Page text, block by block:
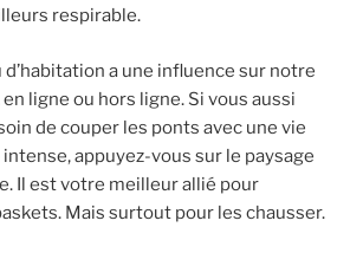
respirable.
d’habitation a une influence sur notre
ligne ou hors ligne. Si vous aussi
de couper les ponts avec une vie
appuyez-vous sur le paysage
Il est votre meilleur allié pour
Mais surtout pour les chausser.